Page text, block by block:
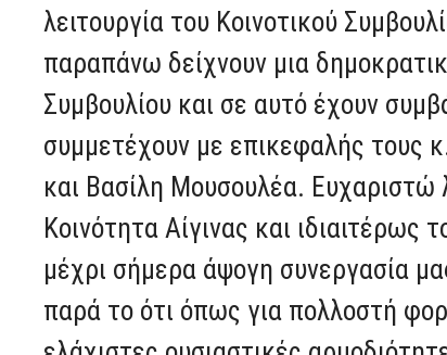
λειτουργία του Κοινοτικού
παραπάνω δείχνουν μια
Συμβουλίου και σε αυτό έχουν
συμμετέχουν με επικεφαλής τους
και Βασίλη Μουσουλέα. Ευχαριστώ
Κοινότητα Αίγινας και
μέχρι σήμερα άψογη συνεργασία
παρά το ότι όπως για πολλοστή